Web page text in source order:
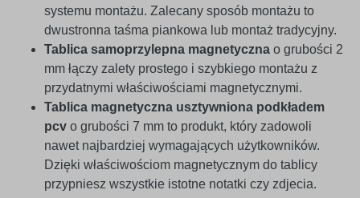
systemu montażu. Zalecany sposób montażu to
dwustronna taśma piankowa lub montaż tradycyjny.
Tablica samoprzylepna magnetyczna o grubości 2
mm łączy zalety prostego i szybkiego montażu z
przydatnymi właściwościami magnetycznymi.
Tablica magnetyczna usztywniona podkładem
pcv o grubości 7 mm to produkt, który zadowoli
nawet najbardziej wymagających użytkowników.
Dzięki właściwościom magnetycznym do tablicy
przypniesz wszystkie istotne notatki czy zdjecia.